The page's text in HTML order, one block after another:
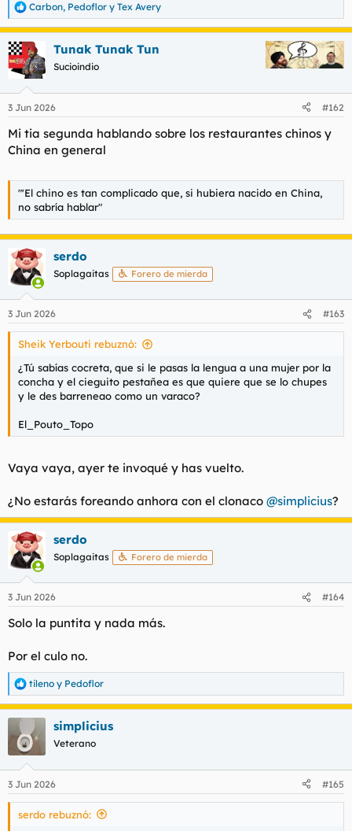
R
e
a
c
c
i
e
:
Carbon, Pedoflor y Tex Avery
Tunak Tunak Tun
Sucioindio
3 Jun 2026 #162
Mi tia segunda hablando sobre los restaurantes chinos y
China en general
"'El chino es tan complicado que, si hubiera nacido en China,
no sabría hablar"
serdo
Soplagaitas Forero de mierda
3 Jun 2026 #163
Sheik Yerbouti rebuznó:
¿Tú sabías cocreta, que si le pasas la lengua a una mujer por la
concha y el cieguito pestañea es que quiere que se lo chupes
y le des barreneao como un varaco?
El_Pouto_Topo
Vaya vaya, ayer te invoqué y has vuelto.
¿No estarás foreando anhora con el clonaco @simplicius?
serdo
Soplagaitas Forero de mierda
3 Jun 2026 #164
Solo la puntita y nada más.
Por el culo no.
R
e
a
c
e
s
tileno y Pedoflor
simplicius
Veterano
3 Jun 2026 #165
serdo rebuznó: